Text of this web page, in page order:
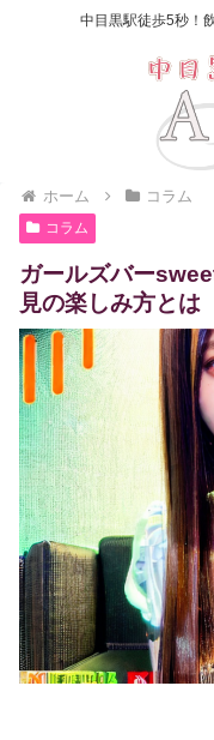
中目黒駅徒歩5秒！
ホーム コラム
コラム
ガールズバー
見の楽しみ方とは